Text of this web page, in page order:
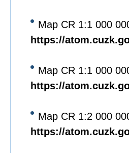
Map CR 1:1 000
https://
Map CR 1:1 000
https://
Map CR 1:2 000
https://